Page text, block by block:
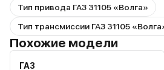
Тип привода ГАЗ 31105 «Волга»
Тип трансмиссии ГАЗ 31105
Похожие модели
ГАЗ